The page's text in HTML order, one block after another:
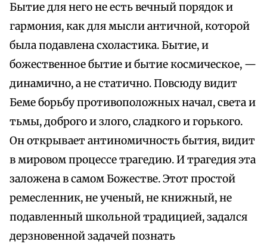
Бытие для него не есть вечный порядок и
гармония, как для мысли античной, которой
была подавлена схоластика. Бытиe, и
божественное бытиe и бытие космическое, —
динамично, а не статично. Повсюду видит
Беме борьбу противоположных начал, света и
тьмы, доброго и злого, сладкого и горького.
Он открывает антиномичность бытия, видит
в мировом процессе трагедию. И трагедия эта
заложена в самом Божестве. Этот простой
ремесленник, не ученый, не книжный, не
подавленный школьной традицией, задался
дерзновенной задачей познать